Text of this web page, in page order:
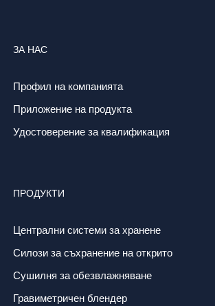
ЗА НАС
Профил на компанията
Приложение на продукта
Удостоверение за квалификация
ПРОДУКТИ
Централни системи за хранене
Силози за съхранение на открито
Сушилня за обезвлажняване
Гравиметричен блендер